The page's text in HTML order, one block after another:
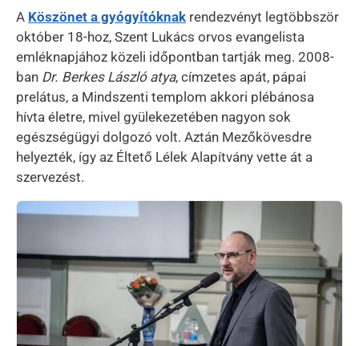
A Köszönet a gyógyítóknak rendezvényt legtöbbször
október 18-hoz, Szent Lukács orvos evangelista
emléknapjához közeli időpontban tartják meg. 2008-
ban Dr. Berkes László atya, címzetes apát, pápai
prelátus, a Mindszenti templom akkori plébánosa
hívta életre, mivel gyülekezetében nagyon sok
egészségügyi dolgozó volt. Aztán Mezőkövesdre
helyezték, így az Éltető Lélek Alapítvány vette át a
szervezést.
Kép